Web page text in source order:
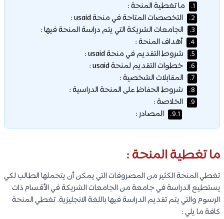
1. ما تغطية المنحة :
2. التخصصات المتاحة في منحة usaid :
3. الجامعات الشريكة التي يتم دراسة المنحة فيها :
4. أهداف المنحة :
5. شروط التقديم في منحة usaid :
6. خطوات التقديم لمنحة usaid :
7. المقابلات الشخصية :
8. شروط الحفاظ على المنحة الدراسية :
9. الخلاصة :
9.1. المصادر :
ما تغطية المنحة :
تغطي المنحة الكثير من المصروفات التي يمكن أن يتحملها الطالب لكي
يستطيع الدراسة في جامعة من الجامعات الشريكة في الأقسام ذات
الرسوم والتي يتم تقديم الدراسة فيها باللغة الانجليزية. تغطي المنحة
كافة ما يلي :